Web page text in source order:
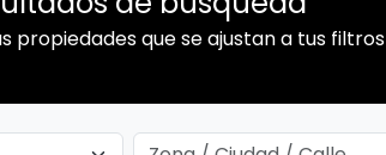
propiedades que se ajustan a tus filtros